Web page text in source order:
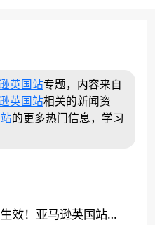
英国站专题，内容来自
英国站相关的新闻资
的更多热门信息，学习
效！亚马逊英国站卖